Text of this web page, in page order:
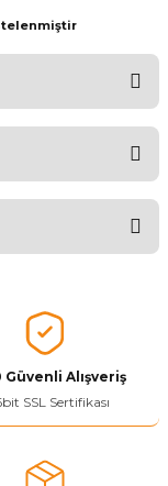
Güvenli Alışveriş
SSL Sertifikası